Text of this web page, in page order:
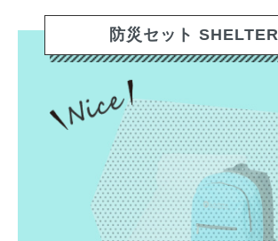
防災セット SHELTER